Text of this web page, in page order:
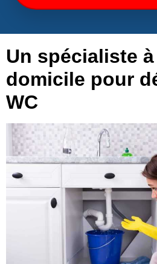
Un spécialiste
domicile pour
WC